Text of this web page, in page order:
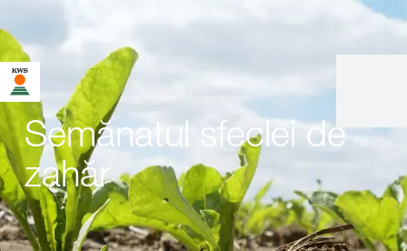
Semănatul sfeclei de
zahăr